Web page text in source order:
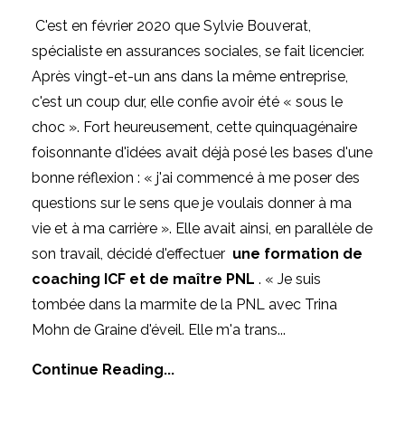
C'est en février 2020 que Sylvie Bouverat,
spécialiste en assurances sociales, se fait licencier.
Après vingt-et-un ans dans la même entreprise,
c'est un coup dur, elle confie avoir été « sous le
choc ». Fort heureusement, cette quinquagénaire
foisonnante d'idées avait déjà posé les bases d'une
bonne réflexion : « j'ai commencé à me poser des
questions sur le sens que je voulais donner à ma
vie et à ma carrière ». Elle avait ainsi, en parallèle de
son travail, décidé d'effectuer une formation de
coaching ICF et de maître PNL . « Je suis
tombée dans la marmite de la PNL avec Trina
Mohn de Graine d'éveil. Elle m'a trans...
Continue Reading...